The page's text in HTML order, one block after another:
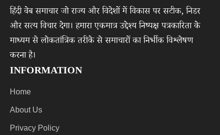
हिंदी वेब समाचार जो राज्य और विदेशों में विकास पर सटीक, निडर
और सत्य विचार देगा। हमारा एकमात्र उद्देश्य निष्पक्ष पत्रकारिता के
माध्यम से लोकतांत्रिक तरीके से समाचारों का निर्भीक विश्लेषण
करना है।
INFORMATION
Home
About Us
Privacy Policy